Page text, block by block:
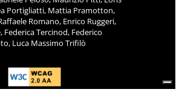
Portigliatti, Mattia Pramotton,
Romano, Enrico Ruggeri,
Federica Tercinod, Federico
Luca Massimo Trifilò